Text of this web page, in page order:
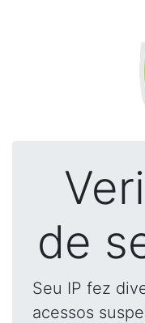
de
Seu IP fez
acessos